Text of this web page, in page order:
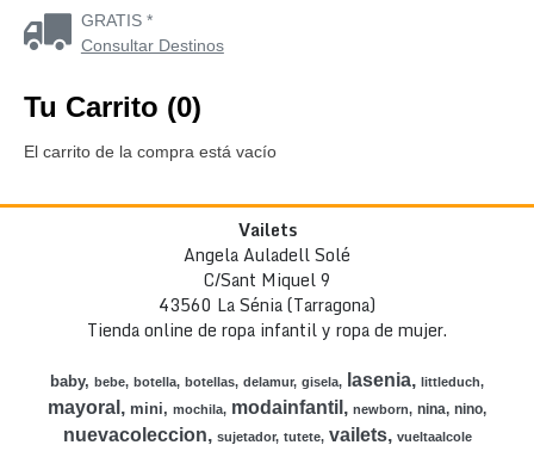
GRATIS *
Consultar Destinos
Tu Carrito (0)
El carrito de la compra está vacío
Vailets
Angela Auladell Solé
C/Sant Miquel 9
43560 La Sénia (Tarragona)
Tienda online de ropa infantil y ropa de mujer.
baby bebe botella botellas delamur gisela lasenia littleduch
mayoral mini mochila modainfantil newborn nina nino
nuevacoleccion sujetador tutete vailets vueltaalcole